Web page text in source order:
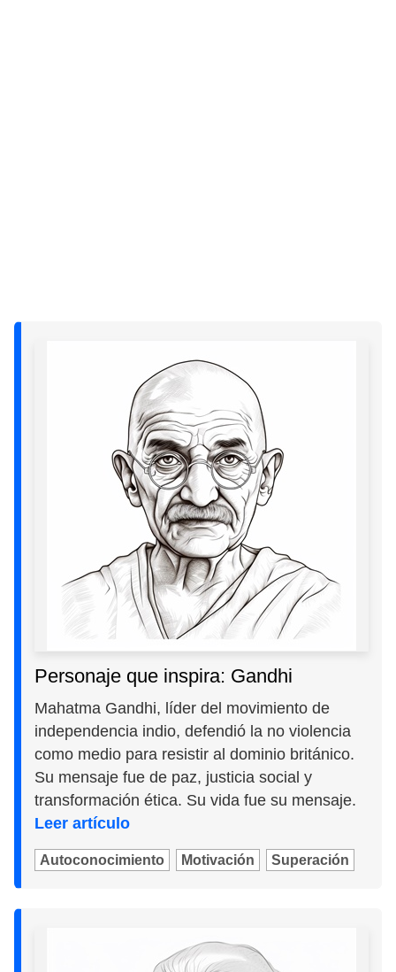
Personaje que inspira: Gandhi
Mahatma Gandhi, líder del movimiento de
independencia indio, defendió la no violencia
como medio para resistir al dominio británico.
Su mensaje fue de paz, justicia social y
transformación ética. Su vida fue su mensaje.
Leer artículo
Autoconocimiento Motivación Superación